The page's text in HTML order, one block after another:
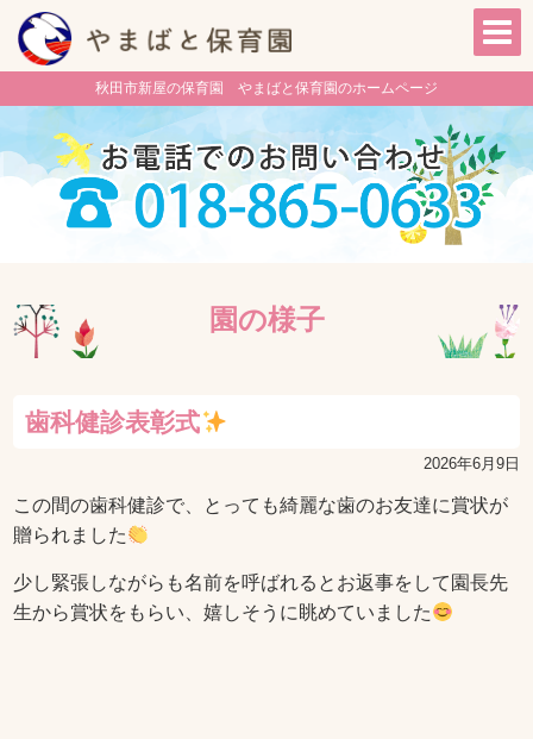
秋田市新屋の保育園 やまばと保育園のホームページ
園の様子
歯科健診表彰式
2026年6月9日
この間の歯科健診で、とっても綺麗な歯のお友達に賞状が
贈られました
少し緊張しながらも名前を呼ばれるとお返事をして園長先
生から賞状をもらい、嬉しそうに眺めていました